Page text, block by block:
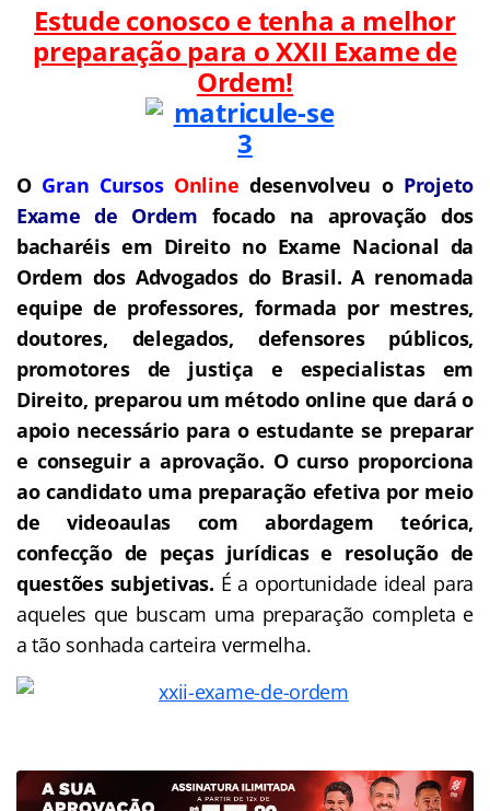
Estude conosco e tenha a melhor
preparação para oXXII Exame de
Ordem!
O Gran Cursos Online desenvolveu o Projeto
Exame de Ordem focado na aprovação dos
bacharéis em Direito no Exame Nacional da
Ordem dos Advogados do Brasil. A renomada
equipe de professores, formada por mestres,
doutores, delegados, defensores públicos,
promotores de justiça e especialistas em
Direito, preparou um método online que dará o
apoio necessário para o estudante se preparar
e conseguir a aprovação. O curso proporciona
ao candidato uma preparação efetiva por meio
de videoaulas com abordagem teórica,
confecção de peças jurídicas e resolução de
questões subjetivas. É a oportunidade ideal para
aqueles que buscam uma preparação completa e
a tão sonhada carteira vermelha.